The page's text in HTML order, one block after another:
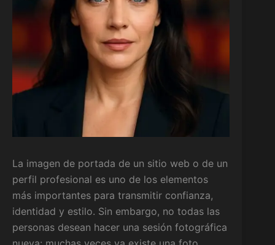
La imagen de portada de un sitio web o de un
perfil profesional es uno de los elementos
más importantes para transmitir confianza,
identidad y estilo. Sin embargo, no todas las
personas desean hacer una sesión fotográfica